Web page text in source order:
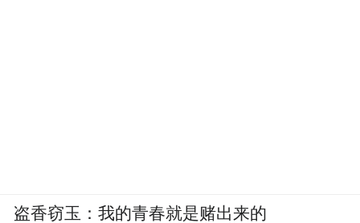
盗香窃玉：我的青春就是赌出来的